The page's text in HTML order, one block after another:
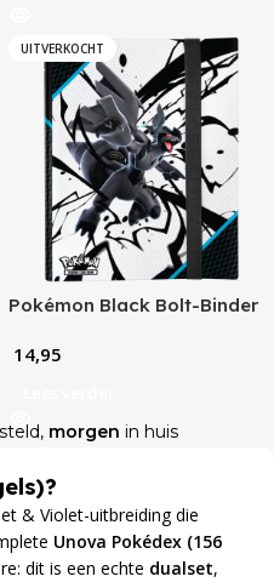
UITVERKOCHT
Pokémon Black Bolt-Binder
14,95
morgen in huis
& Violet-uitbreiding die
Unova Pokédex (156
dit is een echte dualset,